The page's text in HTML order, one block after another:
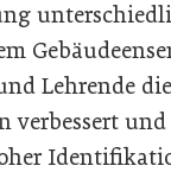
Lehrende
verbessert